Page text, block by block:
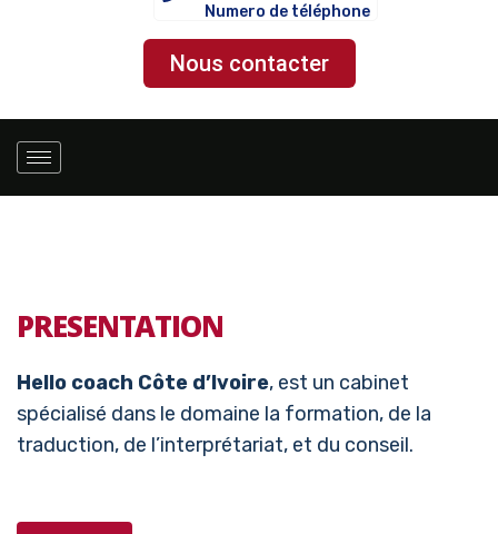
Numero de téléphone
Nous contacter
PRESENTATION
Hello coach Côte d’Ivoire, est un cabinet
spécialisé dans le domaine la formation, de la
traduction, de l’interprétariat, et du conseil.